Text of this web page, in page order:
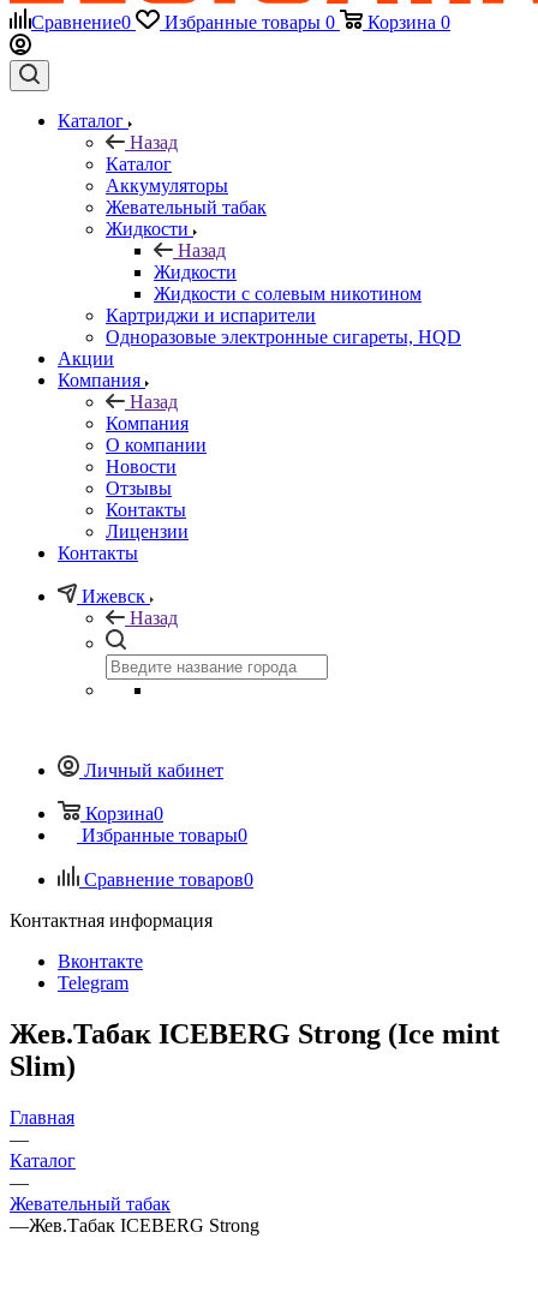
Сравнение0 Избранные товары 0 Корзина 0
Каталог
Назад
Каталог
Аккумуляторы
Жевательный табак
Жидкости
Назад
Жидкости
Жидкости с солевым никотином
Картриджи и испарители
Одноразовые электронные сигареты, HQD
Акции
Компания
Назад
Компания
О компании
Новости
Отзывы
Контакты
Лицензии
Контакты
Ижевск
Назад
Личный кабинет
Корзина0
Избранные товары0
Сравнение товаров0
Контактная информация
Вконтакте
Telegram
Жев.Табак ICEBERG Strong (Ice mint
Slim)
Главная
—
Каталог
—
Жевательный табак
—Жев.Табак ICEBERG Strong